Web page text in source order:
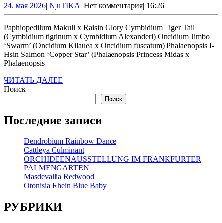
24. мая 202624.
мая
2026
| NjuTIKANjuTIKA
| Нет комментария| 16:26
Paphiopedilum Makuli х Raisin Glory Cymbidium Tiger Tail
(Cymbidium tigrinum x Cymbidium Alexanderi) Oncidium Jimbo
‘Swarm’ (Oncidium Kilauea x Oncidium fuscatum) Phalaenopsis I-
Hsin Salmon ‘Copper Star’ (Phalaenopsis Princess Midas x
Phalaenopsis
ЧИТАТЬ ДАЛЕЕ
Поиск
Поиск
Последние записи
Dendrobium Rainbow Dance
Cattleya Culminant
ORCHIDEENAUSSTELLUNG IM FRANKFURTER
PALMENGARTEN
Masdevallia Redwood
Otonisia Rhein Blue Baby
РУБРИКИ